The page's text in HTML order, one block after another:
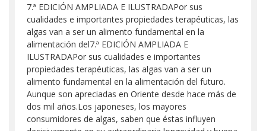
7.ª EDICIÓN AMPLIADA E ILUSTRADAPor sus
cualidades e importantes propiedades terapéuticas, las
algas van a ser un alimento fundamental en la
alimentación del7.ª EDICIÓN AMPLIADA E
ILUSTRADAPor sus cualidades e importantes
propiedades terapéuticas, las algas van a ser un
alimento fundamental en la alimentación del futuro.
Aunque son apreciadas en Oriente desde hace más de
dos mil años.Los japoneses, los mayores
consumidores de algas, saben que éstas influyen